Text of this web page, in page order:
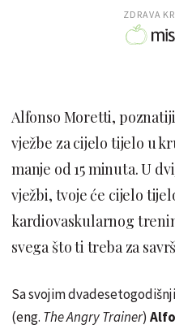
ZDRAVA
Alfonso Moretti,
vježbe za cijelo tijelo u
manje od 15 minuta. U
vježbi, tvoje će cijelo
kardiovaskularnog
svega što ti treba za
Sa svojim
(eng. The Angry Trainer)